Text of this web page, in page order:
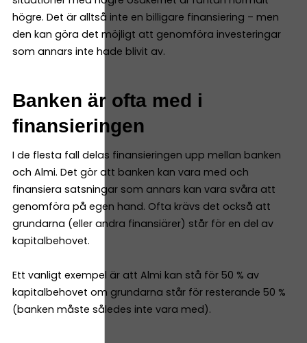
högre. Det är alltså inte en billigare finansiering – men
den kan göra det möjligt att genomföra investeringar
som annars inte hade blivit av.
Banken är ofta med i
finansieringen
I de flesta fall delas finansieringen upp mellan banken
och Almi. Det gör att banken kan vara med och
finansiera satsningar som annars kan vara svåra att
genomföra på egen hand. Ofta krävs det också att
grundarna (eller andra finansiärer) står för en del av
kapitalbehovet.
Ett vanligt exempel är att Almi kan stå för 50 % av
kapitalbehovet om grundarna står för resterande 50 %
(banken måste således inte vara med).